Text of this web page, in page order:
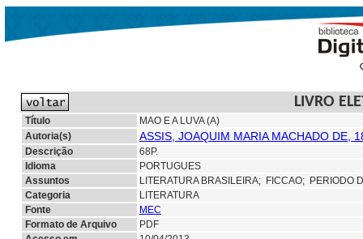
LIVRO
Título
MAO E A LUVA (A)
Autoria(s)
ASSIS, JOAQUIM MARIA MACHADO DE,
Descrição
68P.
Idioma
PORTUGUES
Assuntos
LITERATURA BRASILEIRA; FICCAO; PERIODO
Categoria
LITERATURA
Fonte
MEC
Formato de Arquivo
PDF